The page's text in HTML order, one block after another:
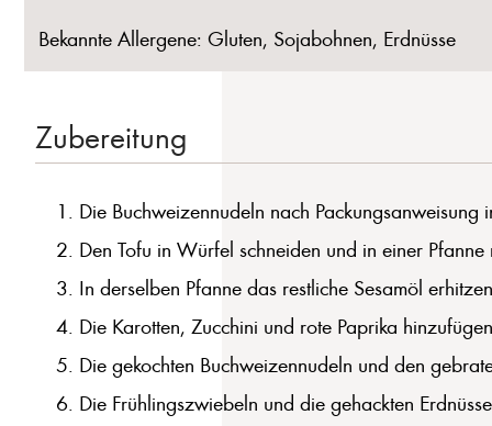
Bekannte Allergene: Gluten, Sojabohnen, Erdnüsse
Zubereitung
Die Buchweizennudeln nach
Den Tofu in Würfel schneiden und in einer
In derselben Pfanne das restliche Sesamöl
Die Karotten, Zucchini und rote Paprika
Die gekochten Buchweizennudeln und den
Die Frühlingszwiebeln und die gehackten